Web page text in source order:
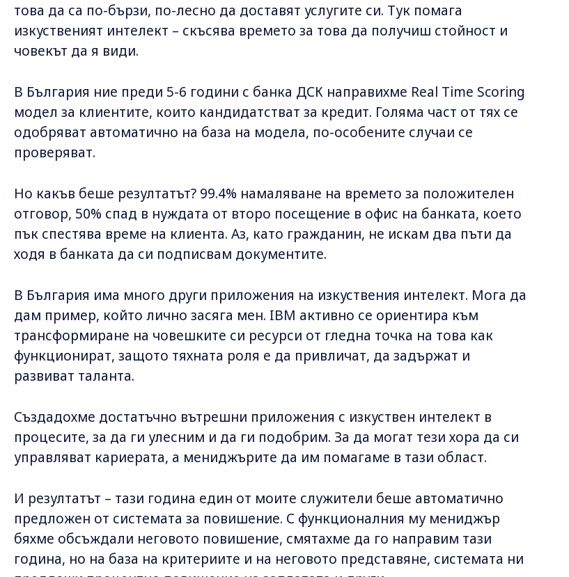
това да са по-бързи, по-лесно да доставят услугите си. Тук помага
изкуственият интелект – скъсява времето за това да получиш стойност и
човекът да я види.
В България ние преди 5-6 години с банка ДСК направихме Real Time Scoring
модел за клиентите, които кандидатстват за кредит. Голяма част от тях се
одобряват автоматично на база на модела, по-особените случаи се
проверяват.
Но какъв беше резултатът? 99.4% намаляване на времето за положителен
отговор, 50% спад в нуждата от второ посещение в офис на банката, което
пък спестява време на клиента. Аз, като гражданин, не искам два пъти да
ходя в банката да си подписвам документите.
В България има много други приложения на изкуствения интелект. Мога да
дам пример, който лично засяга мен. IBM активно се ориентира към
трансформиране на човешките си ресурси от гледна точка на това как
функционират, защото тяхната роля е да привличат, да задържат и
развиват таланта.
Създадохме достатъчно вътрешни приложения с изкуствен интелект в
процесите, за да ги улесним и да ги подобрим. За да могат тези хора да си
управляват кариерата, а мениджърите да им помагаме в тази област.
И резултатът – тази година един от моите служители беше автоматично
предложен от системата за повишение. С функционалния му мениджър
бяхме обсъждали неговото повишение, смятахме да го направим тази
година, но на база на критериите и на неговото представяне, системата ни